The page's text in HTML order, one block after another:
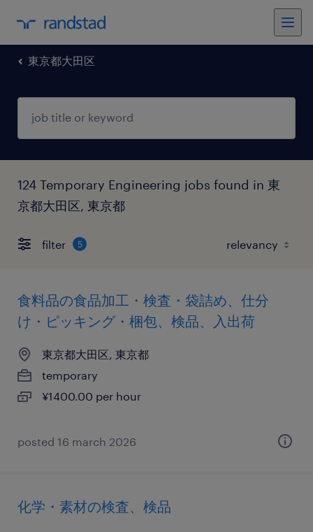
東京都大田区
124 Temporary Engineering jobs found in 東
京都大田区, 東京都
filter 5
食料品の食品加工・検査・袋詰め、仕分
け・ピッキング・梱包、検品、入出荷
東京都大田区, 東京都
temporary
¥1400.00 per hour
posted 16 march 2026
化学・素材の検査、検品